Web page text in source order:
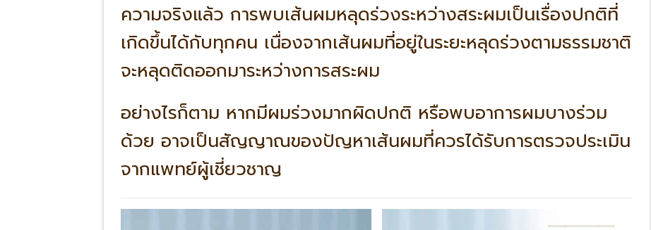
ความจริงแล้ว การพบเส้นผมหลุดร่วงระหว่างสระผมเป็นเรื่องปกติที่
เกิดขึ้นได้กับทุกคน เนื่องจากเส้นผมที่อยู่ในระยะหลุดร่วงตามธรรมชาติ
จะหลุดติดออกมาระหว่างการสระผม
อย่างไรก็ตาม หากมีผมร่วงมากผิดปกติ หรือพบอาการผมบางร่วม
ด้วย อาจเป็นสัญญาณของปัญหาเส้นผมที่ควรได้รับการตรวจประเมิน
จากแพทย์ผู้เชี่ยวชาญ